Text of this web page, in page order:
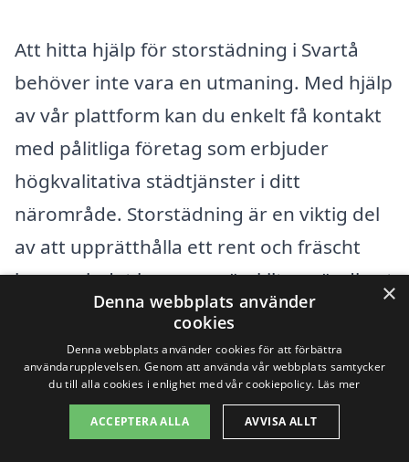
Att hitta hjälp för storstädning i Svartå
behöver inte vara en utmaning. Med hjälp
av vår plattform kan du enkelt få kontakt
med pålitliga företag som erbjuder
högkvalitativa städtjänster i ditt
närområde. Storstädning är en viktig del
av att upprätthålla ett rent och fräscht
hem, och det kan vara särskilt användbart
inför stora händelser eller säsongsbyten.
Här får du information om hur du kan
hitta professionell storstädning i Svartå
och de omkringliggande städerna.
×
Denna webbplats använder
cookies
Denna webbplats använder cookies för att förbättra
användarupplevelsen. Genom att använda vår webbplats samtycker
du till alla cookies i enlighet med vår cookiepolicy. Läs mer
ACCEPTERA ALLA AVVISA ALLT